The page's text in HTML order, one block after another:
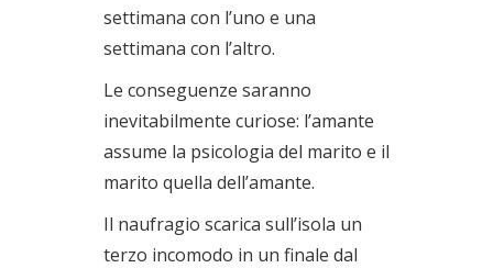
settimana con l’uno e una
settimana con l’altro.
Le conseguenze saranno
inevitabilmente curiose: l’amante
assume la psicologia del marito e il
marito quella dell’amante.
Il naufragio scarica sull’isola un
terzo incomodo in un finale dal